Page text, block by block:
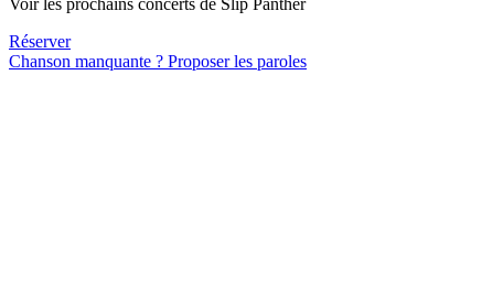
Réserver
Chanson manquante ? Proposer les paroles